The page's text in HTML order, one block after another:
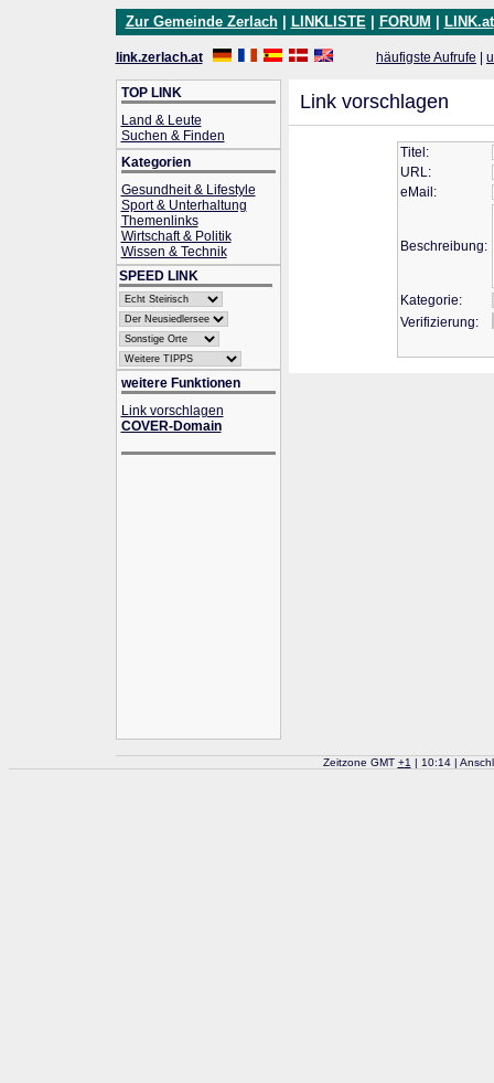
Zur Gemeinde Zerlach LINKLISTE FORUM LINK.at
link.zerlach.at häufigste Aufrufe
TOP LINK
Land & Leute
Suchen & Finden
Kategorien
Gesundheit & Lifestyle
Sport & Unterhaltung
Themenlinks
Wirtschaft & Politik
Wissen & Technik
SPEED LINK
weitere Funktionen
Link vorschlagen
COVER-Domain
Link vorschlagen
Titel:
URL:
eMail:
Beschreibung:
Kategorie:
Verifizierung:
Zeitzone GMT +1 | 10:14 |